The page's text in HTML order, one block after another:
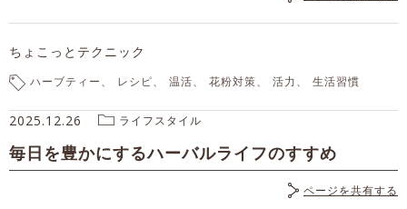
ちょこっとテクニック
ハーブティー レシピ 温活 花粉対策 活力 生活習慣
2025.12.26 ライフスタイル
毎日を豊かにするハーバルライフのすすめ
ページを共有する